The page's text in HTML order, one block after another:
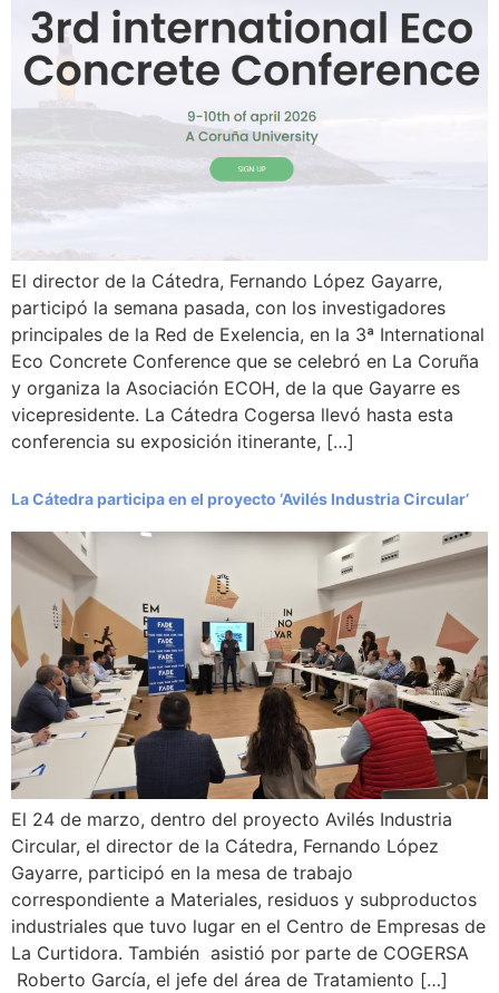
El director de la Cátedra, Fernando López Gayarre,
participó la semana pasada, con los investigadores
principales de la Red de Exelencia, en la 3ª International
Eco Concrete Conference que se celebró en La Coruña
y organiza la Asociación ECOH, de la que Gayarre es
vicepresidente. La Cátedra Cogersa llevó hasta esta
conferencia su exposición itinerante, […]
La Cátedra participa en el proyecto ‘Avilés Industria Circular’
El 24 de marzo, dentro del proyecto Avilés Industria
Circular, el director de la Cátedra, Fernando López
Gayarre, participó en la mesa de trabajo
correspondiente a Materiales, residuos y subproductos
industriales que tuvo lugar en el Centro de Empresas de
La Curtidora. También asistió por parte de COGERSA
Roberto García, el jefe del área de Tratamiento […]